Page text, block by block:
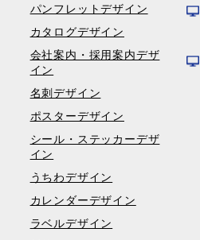
パンフレットデザイン
カタログデザイン
会社案内・採用案内デザ
イン
名刺デザイン
ポスターデザイン
シール・ステッカーデザ
イン
うちわデザイン
カレンダーデザイン
ラベルデザイン